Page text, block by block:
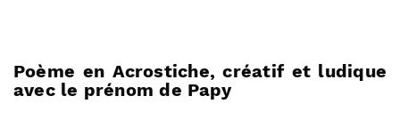
Poème en Acrostiche, créatif et ludique
avec le prénom de Papy